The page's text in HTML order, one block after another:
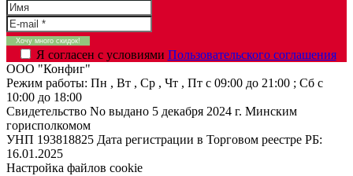
Я согласен с условиями Пользовательского соглашения
ООО "Конфиг"
Режим работы: Пн , Вт , Ср , Чт , Пт c 09:00 до 21:00 ; Сб c
10:00 до 18:00
Свидетельство No выдано 5 декабря 2024 г. Минским
горисполкомом
УНП 193818825 Дата регистрации в Торговом реестре РБ:
16.01.2025
Настройка файлов cookie